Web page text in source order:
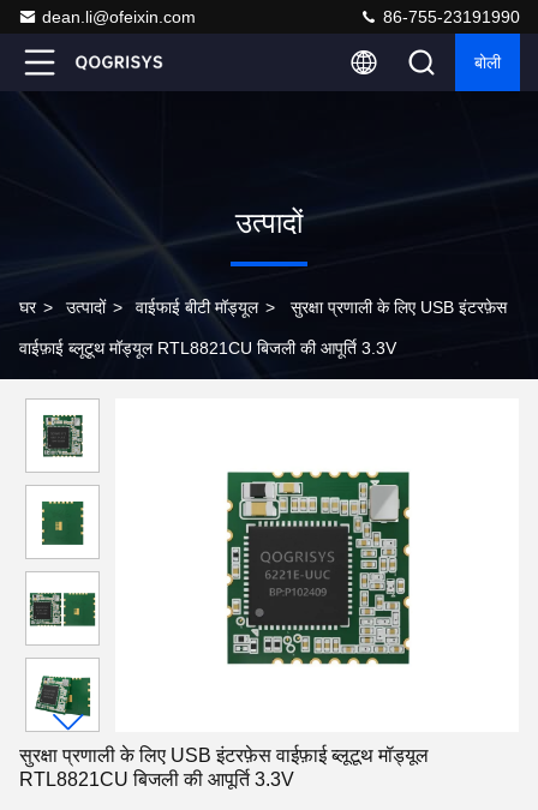
dean.li@ofeixin.com 86-755-23191990
बोली
उत्पादों
घर > उत्पादों > वाईफाई बीटी मॉड्यूल > सुरक्षा प्रणाली के लिए USB इंटरफ़ेस
वाईफ़ाई ब्लूटूथ मॉड्यूल RTL8821CU बिजली की आपूर्ति 3.3V
सुरक्षा प्रणाली के लिए USB इंटरफ़ेस वाईफ़ाई ब्लूटूथ मॉड्यूल
RTL8821CU बिजली की आपूर्ति 3.3V